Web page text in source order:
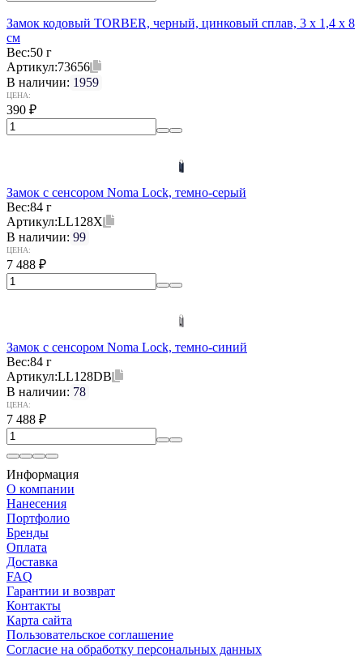
Замок кодовый TORBER, черный, цинковый сплав, 3 x 1,4 x 8
см
Вес:50 г
Артикул:73656
В наличии: 1959
ЦЕНА:
390 ₽
Замок с сенсором Noma Lock, темно-серый
Вес:84 г
Артикул:LL128X
В наличии: 99
ЦЕНА:
7 488 ₽
Замок с сенсором Noma Lock, темно-синий
Вес:84 г
Артикул:LL128DB
В наличии: 78
ЦЕНА:
7 488 ₽
Информация
О компании
Нанесения
Портфолио
Бренды
Оплата
Доставка
FAQ
Гарантии и возврат
Контакты
Карта сайта
Пользовательское соглашение
Согласие на обработку персональных данных